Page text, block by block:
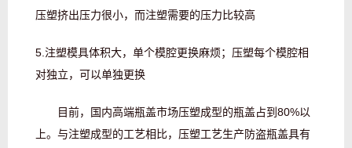
压塑挤出压力很小，而注塑需要的压力比较高
5.注塑模具体积大，单个模腔更换麻烦；压塑每个模腔相
对独立，可以单独更换
目前，国内高端瓶盖市场压塑成型的瓶盖占到80%以
上。与注塑成型的工艺相比，压塑工艺生产防盗瓶盖具有